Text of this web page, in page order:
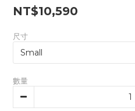
NT$10,590
尺寸
數量